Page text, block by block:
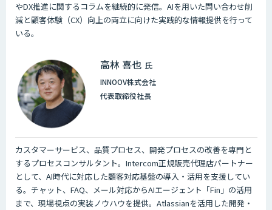
やDX推進に関するコラムを継続的に発信。AIを用いた問い合わせ削
減と顧客体験（CX）向上の両立に向けた実践的な情報提供を行って
いる。
高林 喜也 氏
INNOOV株式会社
代表取締役社長
カスタマーサービス、品質プロセス、開発プロセスの改善を専門と
するプロセスコンサルタント。Intercom正規販売代理店パートナー
として、AI時代に対応した顧客対応基盤の導入・活用を支援してい
る。チャット、FAQ、メール対応からAIエージェント「Fin」の活用
まで、現場視点の実装ノウハウを提供。Atlassianを活用した開発・